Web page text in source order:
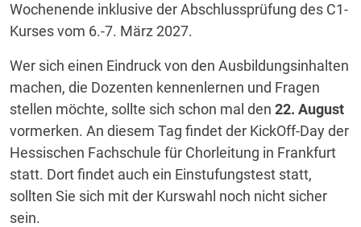
Wochenende inklusive der Abschlussprüfung des C1-
Kurses vom 6.-7. März 2027.
Wer sich einen Eindruck von den Ausbildungsinhalten
machen, die Dozenten kennenlernen und Fragen
stellen möchte, sollte sich schon mal den 22. August
vormerken. An diesem Tag findet der KickOff-Day der
Hessischen Fachschule für Chorleitung in Frankfurt
statt. Dort findet auch ein Einstufungstest statt,
sollten Sie sich mit der Kurswahl noch nicht sicher
sein.